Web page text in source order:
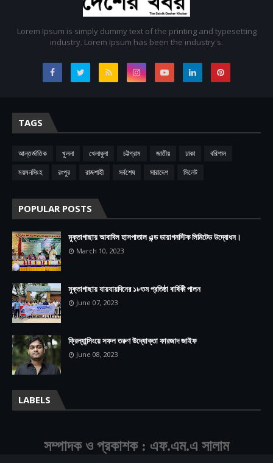
Lorem Ipsum is simply dummy text of the printing and typesetting
industry. Lorem Ipsum has been the industry's.
TAGS
আন্তর্জাতিক খুলনা খেলাধুলা চট্টগ্রাম জাতীয় ঢাকা
বরিশাল
ময়মনসিংহ
রংপুর রাজশাহী সর্বশেষ সারাদেশ সিলেট
POPULAR POSTS
মুক্তাগাছায় আবাবিল হাসপাতাল এন্ড ডায়াগনস্টিক লিমিটেড উদ্বোধন।
March 10, 2023
মুক্তাগাছায় যায়যায়দিনের ১৮তম প্রতিষ্ঠা বার্ষিকী পালন
June 07, 2023
ফ্রিল্যান্সিংয়ে সফল তরুণ উদ্যোক্তা ফারজাদ জাইফ
June 08, 2023
LABELS
সম্পাদক ও প্রকাশক : এফ.এম.এ সালাম